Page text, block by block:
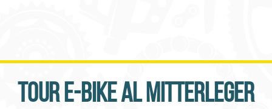
Tour E-Bike al Mitterleger